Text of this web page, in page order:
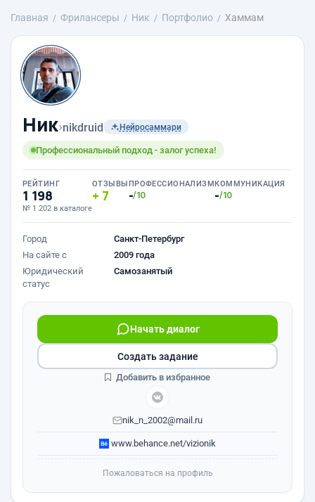
Главная Фрилансеры Ник Портфолио Хаммам
Ник›nikdruid Нейросаммари
Профессиональный подход - залог успеха!
РЕЙТИНГ
1 198
№ 1 202 в каталоге
ОТЗЫВЫ
7
ПРОФЕССИОНАЛИЗМ
-/10
КОММУНИКАЦИЯ
-/10
Город
Санкт-Петербург
На сайте с
2009 года
Юридический
статус
Самозанятый
Начать диалог
nik_n_2002@mail.ru
www.behance.net/vizionik
Создать задание
Добавить в избранное
Пожаловаться на профиль